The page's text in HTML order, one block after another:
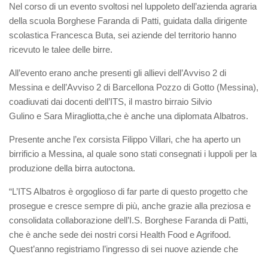
Nel corso di un evento svoltosi nel luppoleto dell’azienda agraria
della scuola Borghese Faranda di Patti, guidata dalla dirigente
scolastica Francesca Buta, sei aziende del territorio hanno
ricevuto le talee delle birre.
All’evento erano anche presenti gli allievi dell’Avviso 2 di
Messina e dell’Avviso 2 di Barcellona Pozzo di Gotto (Messina),
coadiuvati dai docenti dell’ITS, il mastro birraio Silvio
Gulino e Sara Miragliotta,che è anche una diplomata Albatros.
Presente anche l’ex corsista Filippo Villari, che ha aperto un
birrificio a Messina, al quale sono stati consegnati i luppoli per la
produzione della birra autoctona.
“L’ITS Albatros è orgoglioso di far parte di questo progetto che
prosegue e cresce sempre di più, anche grazie alla preziosa e
consolidata collaborazione dell’I.S. Borghese Faranda di Patti,
che è anche sede dei nostri corsi Health Food e Agrifood.
Quest’anno registriamo l’ingresso di sei nuove aziende che